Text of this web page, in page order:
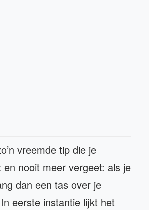
vreemde tip die je
en nooit meer vergeet: als je
dan een tas over je
eerste instantie lijkt het